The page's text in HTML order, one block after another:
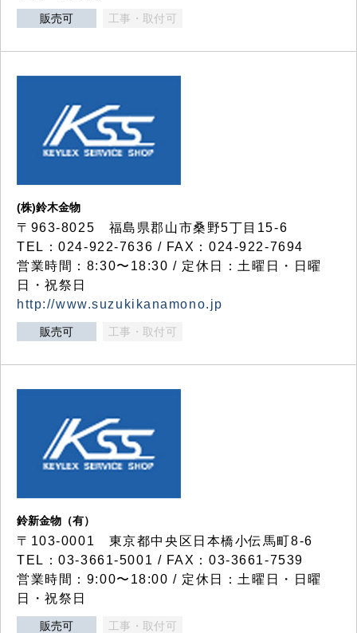
販売可 工事・取付可
(株)鈴木金物
〒963-8025 福島県郡山市桑野5丁目15-6
TEL：024-922-7636 / FAX：024-922-7694
営業時間：8:30〜18:30 / 定休日：土曜日・日曜
日・祝祭日
http://www.suzukikanamono.jp
販売可 工事・取付可
鈴新金物（有）
〒103-0001 東京都中央区日本橋小伝馬町8-6
TEL：03-3661-5001 / FAX：03-3661-7539
営業時間：9:00〜18:00 / 定休日：土曜日・日曜
日・祝祭日
販売可 工事・取付可